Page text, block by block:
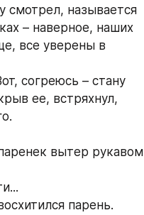
смотрел, называется
– наверное, наших
все уверены в
согреюсь – стану
ее, встряхнул,
вытер рукавом
парень.